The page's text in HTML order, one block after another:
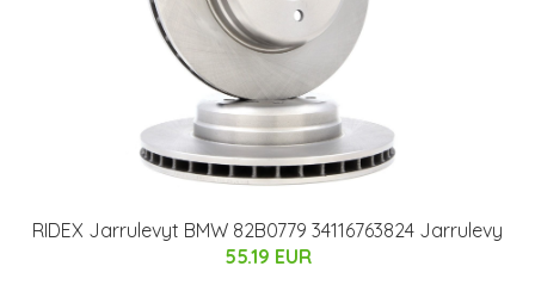
RIDEX Jarrulevyt BMW 82B0779 34116763824 Jarrulevy
55.19 EUR